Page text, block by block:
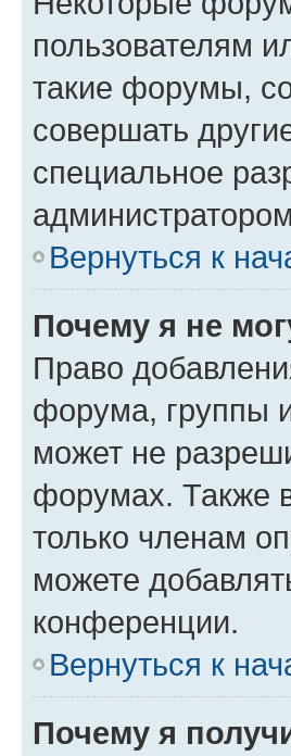
пользователям
такие форумы,
совершать
специальное
Вернуться к
Почему я не
Право
форума, группы
может не
форумах. Также
только членам
можете
конференции.
Вернуться к
Почему я